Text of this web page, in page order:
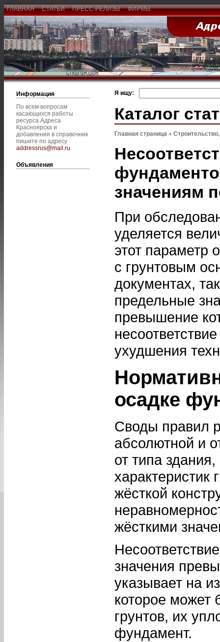
ГЛАВНАЯ СТАТЬИ ПРЕСС-РЕЛИЗЫ ФИРМЫ
Информация
По всем вопросам
касающихся работы
ресурса Адреса
Красноярска и
добавления в справочник
пишите по адресу
addressrus@mail.ru.
Объявления
Я ищу:
Каталог
Главная страница
значениям
При
уделяется
этот параметр
с грунтовым
документах,
предельные
превышение
ухудшения
осадке
Своды правил
абсолютной и
от типа
характеристик
жёсткой
жёсткими
значения
указывает на
которое может
грунтов, их
фундамент.